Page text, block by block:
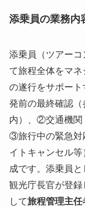
添乗員の業務内
添乗員（ツアー
て旅程全体をマ
の遂行をサポー
発前の最終確認
内）、②交通機関
③旅行中の緊急対
イトキャンセル
成です。添乗員と
観光庁長官が登
して旅程管理主任